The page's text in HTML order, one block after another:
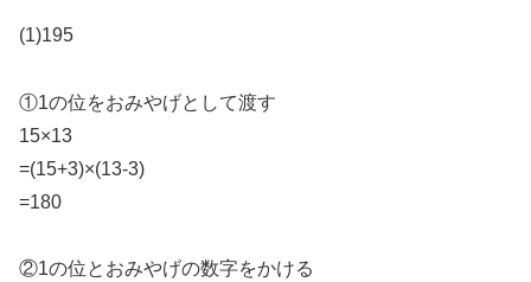
(1)195
①1の位をおみやげとして渡す
15×13
=(15+3)×(13-3)
=180
②1の位とおみやげの数字をかける